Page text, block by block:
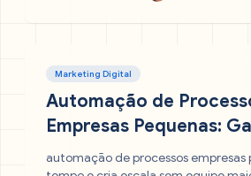
Marketing Digital
Automação de
Empresas Pequenas:
automação de processos empresas